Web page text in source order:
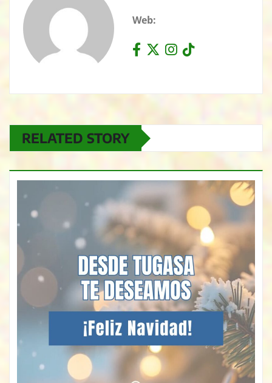
Web:
RELATED STORY